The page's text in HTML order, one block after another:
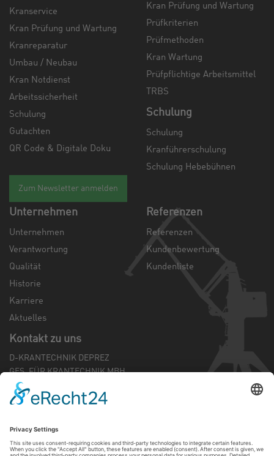
Kranservice
Kran Prüfung und Wartung
Kranreparatur
Umbau / Neubau
Kran Notdienst
Arbeitssicherheit
Schulung
Gutachten
QR Code & Digitale Doku
Kran Prüfung und Wartung
Prüfkriterien
Prüfmethoden
Kran Wartung
Prüfpflichtige Arbeitsmittel
TRBS
Schulung
Schulung
Kranführerschulung
Schulung Hebebühnen
Zum Newsletter anmelden
Unternehmen
Unternehmen
Verantwortung
Qualität
Historie
Karriere
Aktuelles
Referenzen
Referenzen
Kundenbewertung
Kundenliste
Kontakt zu uns
D-KRANTECHNIK DEPREZ
GES. FÜR KRANTECHNIK MBH
Mündelheimer Weg 42
D-40472 Düsseldorf
Fax: 0 211 - 87 39 93 88
Email:
info@d-kran.de